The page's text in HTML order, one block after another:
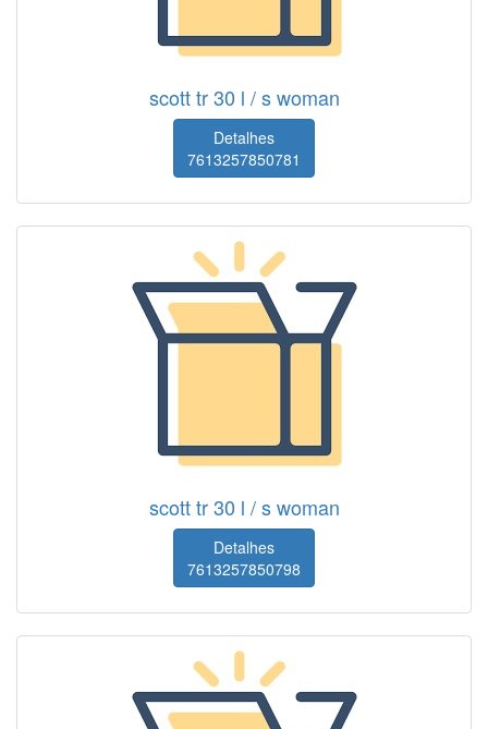
scott tr 30 l / s woman
Detalhes
7613257850781
scott tr 30 l / s woman
Detalhes
7613257850798